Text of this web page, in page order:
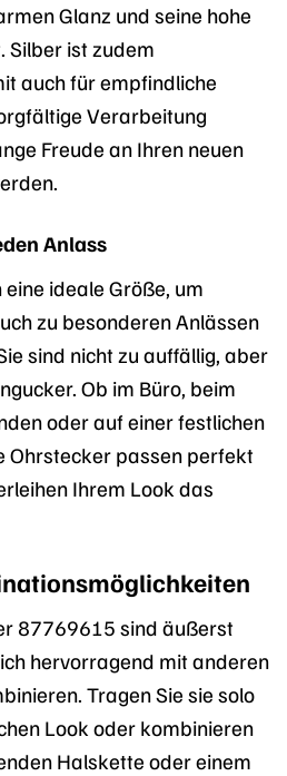
Glanz und seine hohe
ist zudem
auch für empfindliche
Verarbeitung
Freude an Ihren neuen
Anlass
ideale Größe, um
zu besonderen Anlässen
sind nicht zu auffällig, aber
Ob im Büro, beim
oder auf einer festlichen
Ohrstecker passen perfekt
Ihrem Look das
87769615 sind äußerst
hervorragend mit anderen
Tragen Sie sie solo
Look oder kombinieren
Halskette oder einem